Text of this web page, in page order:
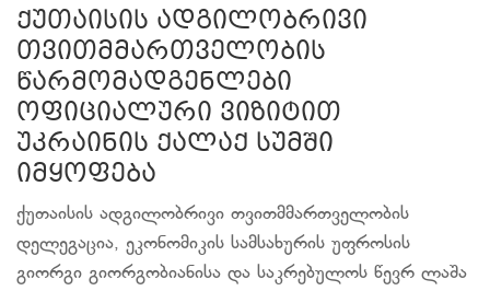
ქუთაისის ადგილობრივი
თვითმმართველობის
წარმომადგენლები
ოფიციალური ვიზიტით
უკრაინის ქალაქ სუმში
იმყოფება
ქუთაისის ადგილობრივი თვითმმართველობის
დელეგაცია, ეკონომიკის სამსახურის უფროსის
გიორგი გიორგობიანისა და საკრებულოს წევრ ლაშა